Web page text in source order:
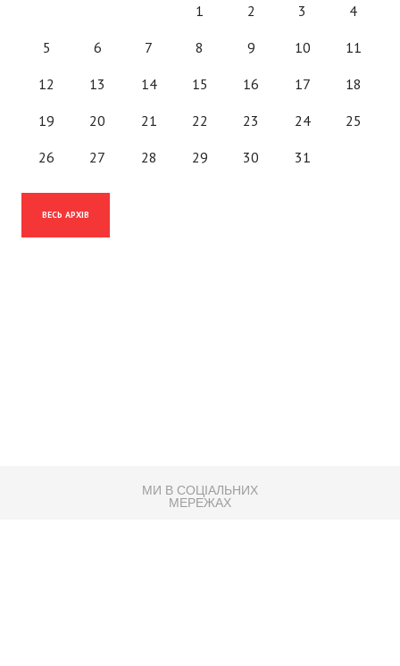
1
2 3 4
5 6 7 8 9 10 11
12 13 14 15 16 17 18
19 20 21 22 23 24 25
26 27 28 29 30 31
ВЕСЬ АРХІВ
МИ В СОЦІАЛЬНИХ
МЕРЕЖАХ